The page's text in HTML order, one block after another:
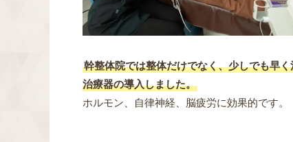
幹整体院では整体だけでなく、少しでも早
治療器の導入しました。
ホルモン、自律神経、脳疲労に効果的です。